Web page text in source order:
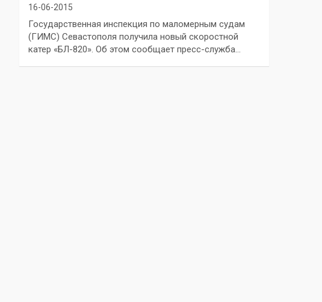
16-06-2015
Государственная инспекция по маломерным судам
(ГИМС) Севастополя получила новый скоростной
катер «БЛ-820». Об этом сообщает пресс-служба…